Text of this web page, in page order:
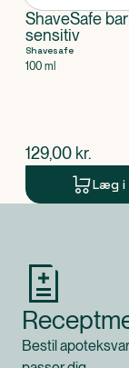
ShaveSafe
sensitiv
Shavesafe
100 ml
$nuværende
129,00 kr.
Læg i
Bestil